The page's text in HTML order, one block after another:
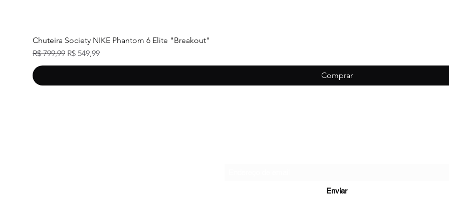
Chuteira Society NIKE Phantom 6 Elite "Breakout"
Preço normal
R$ 799,99 Preço promocional
R$ 549,99
Comprar
Enviar